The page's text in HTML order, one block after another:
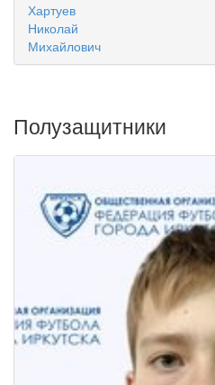
Хартуев
Николай
Михайлович
Полузащитники